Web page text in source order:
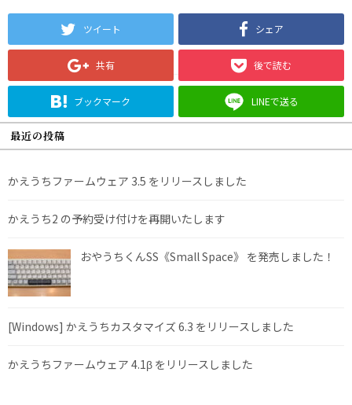
ツイート シェア
共有 後で読む
ブックマーク LINEで送る
最近の投稿
かえうちファームウェア 3.5 をリリースしました
かえうち2 の予約受け付けを再開いたします
おやうちくんSS《Small Space》 を発売しました！
[Windows] かえうちカスタマイズ 6.3 をリリースしました
かえうちファームウェア 4.1β をリリースしました